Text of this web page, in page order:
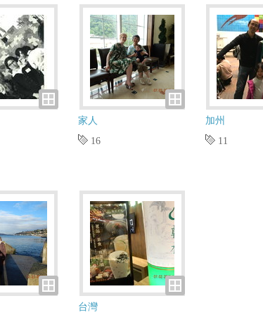
家人
16
加州
11
台灣